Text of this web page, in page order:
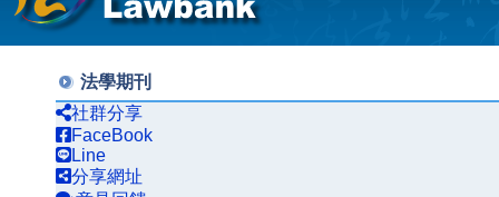
法學期刊
社群分享
FaceBook
Line
分享網址